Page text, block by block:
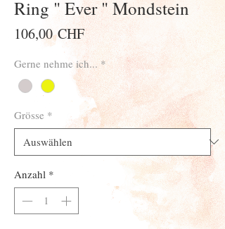
Ring " Ever " Mondstein
106,00 CHFPreis
Gerne nehme ich... *
Grösse *
Anzahl *